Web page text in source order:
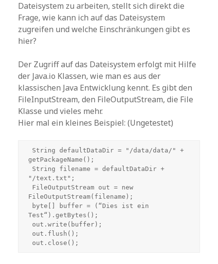
Dateisystem zu arbeiten, stellt sich direkt die
Frage, wie kann ich auf das Dateisystem
zugreifen und welche Einschränkungen gibt es
hier?
Der Zugriff auf das Dateisystem erfolgt mit Hilfe
der Java.io Klassen, wie man es aus der
klassischen Java Entwicklung kennt. Es gibt den
FileInputStream, den FileOutputStream, die File
Klasse und vieles mehr.
Hier mal ein kleines Beispiel: (Ungetestet)
getPackageName();
"/text.txt";
FileOutputStream(filename);
Test“).getBytes();
out.close();